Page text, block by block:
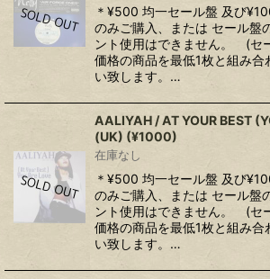
＊¥500 均一セール盤 及び
のみご購入、または セール盤
ント使用はできません。 (セ
価格の商品を最低1枚と組み合
い致します。…
AALIYAH / AT YOUR BEST
(UK) (¥1000)
在庫なし
＊¥500 均一セール盤 及び
のみご購入、または セール盤
ント使用はできません。 (セ
価格の商品を最低1枚と組み合
い致します。…